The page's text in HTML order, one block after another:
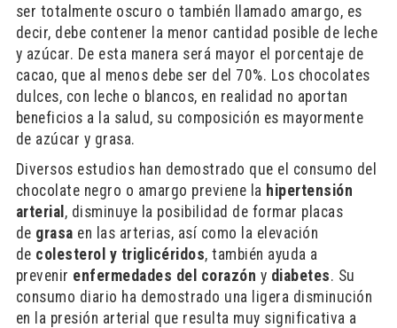
ser totalmente oscuro o también llamado amargo, es
decir, debe contener la menor cantidad posible de leche
y azúcar. De esta manera será mayor el porcentaje de
cacao, que al menos debe ser del 70%. Los chocolates
dulces, con leche o blancos, en realidad no aportan
beneficios a la salud, su composición es mayormente
de azúcar y grasa.
Diversos estudios han demostrado que el consumo del
chocolate negro o amargo previene la hipertensión
arterial , disminuye la posibilidad de formar placas
de grasa en las arterias, así como la elevación
de colesterol y triglicéridos, también ayuda a
prevenir enfermedades del corazón y diabetes. Su
consumo diario ha demostrado una ligera disminución
en la presión arterial que resulta muy significativa a